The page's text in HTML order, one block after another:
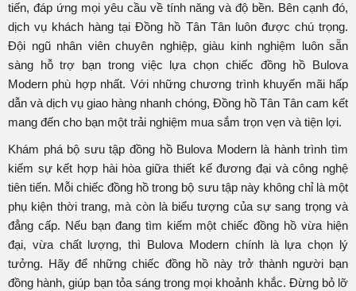
tiến, đáp ứng mọi yêu cầu về tính năng và độ bền. Bên cạnh đó,
dịch vụ khách hàng tại Đồng hồ Tân Tân luôn được chú trọng.
Đội ngũ nhân viên chuyên nghiệp, giàu kinh nghiệm luôn sẵn
sàng hỗ trợ bạn trong việc lựa chọn chiếc đồng hồ Bulova
Modern phù hợp nhất. Với những chương trình khuyến mãi hấp
dẫn và dịch vụ giao hàng nhanh chóng, Đồng hồ Tân Tân cam kết
mang đến cho bạn một trải nghiệm mua sắm trọn vẹn và tiện lợi.
Khám phá bộ sưu tập đồng hồ Bulova Modern là hành trình tìm
kiếm sự kết hợp hài hòa giữa thiết kế đương đại và công nghệ
tiên tiến. Mỗi chiếc đồng hồ trong bộ sưu tập này không chỉ là một
phụ kiện thời trang, mà còn là biểu tượng của sự sang trọng và
đẳng cấp. Nếu bạn đang tìm kiếm một chiếc đồng hồ vừa hiện
đại, vừa chất lượng, thì Bulova Modern chính là lựa chọn lý
tưởng. Hãy để những chiếc đồng hồ này trở thành người bạn
đồng hành, giúp bạn tỏa sáng trong mọi khoảnh khắc. Đừng bỏ lỡ